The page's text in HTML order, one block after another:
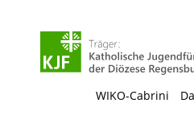
WIKO-Cabrini